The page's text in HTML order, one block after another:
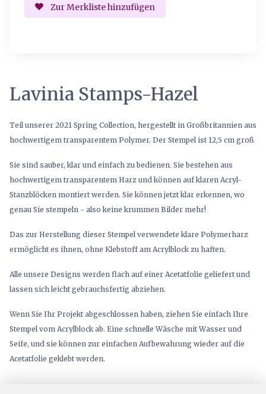
Zur Merkliste hinzufügen
Lavinia Stamps-Hazel
Teil unserer 2021 Spring Collection, hergestellt in Großbritannien aus
hochwertigem transparentem Polymer. Der Stempel ist 12,5 cm groß
Sie sind sauber, klar und einfach zu bedienen. Sie bestehen aus
hochwertigem transparentem Harz und können auf klaren Acryl-
Stanzblöcken montiert werden. Sie können jetzt klar erkennen, wo
genau Sie stempeln - also keine krummen Bilder mehr!
Das zur Herstellung dieser Stempel verwendete klare Polymerharz
ermöglicht es ihnen, ohne Klebstoff am Acrylblock zu haften.
Alle unsere Designs werden flach auf einer Acetatfolie geliefert und
lassen sich leicht gebrauchsfertig abziehen.
Wenn Sie Ihr Projekt abgeschlossen haben, ziehen Sie einfach Ihre
Stempel vom Acrylblock ab. Eine schnelle Wäsche mit Wasser und
Seife, und sie können zur einfachen Aufbewahrung wieder auf die
Acetatfolie geklebt werden.